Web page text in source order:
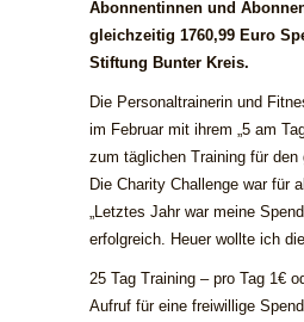
Abonnentinnen und
gleichzeitig 1760,99 Euro
Stiftung Bunter Kreis.
Die Personaltrainerin und
im Februar mit ihrem „5 am
zum täglichen Training für den
Die Charity Challenge war für
„Letztes Jahr war meine
erfolgreich. Heuer wollte ich
25 Tag Training – pro Tag 1€
Aufruf für eine freiwillige